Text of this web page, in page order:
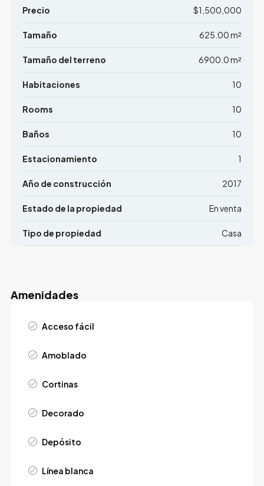
Precio $1,500,000
Tamaño 625.00 m²
Tamaño del terreno 6900.0 m²
Habitaciones 10
Rooms 10
Baños 10
Estacionamiento 1
Año de construcción 2017
Estado de la propiedad En venta
Tipo de propiedad Casa
Amenidades
Acceso fácil
Amoblado
Cortinas
Decorado
Depósito
Línea blanca